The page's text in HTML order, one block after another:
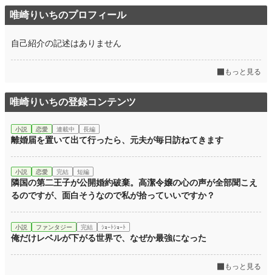
24h.ポイント 0 pt
更新日時 2026.04.11 18:10
初回完結日時 2026.04.11 18:10
月間ポイント 699 pt (29,448 位)
累計ポイント 15,961 pt (78,995 位)
唯崎りいちのプロフィール
自己紹介の記述はありません
もっと見る
唯崎りいちの登録コンテンツ
小説 恋愛 連載中 長編
離婚届を置いて出て行ったら、元夫が毎日訪ねてきます
小説 恋愛 完結 短編
隣国の第二王子が公開婚約破棄。高潔令嬢の心の声が全部聞こえ
るのですが、面白そうなので私が拾っていいですか？
小説 ファンタジー 完結 ｼｮｰﾄｼｮｰﾄ
俺だけレベルが下がる世界で、なぜか最強になった
もっと見る